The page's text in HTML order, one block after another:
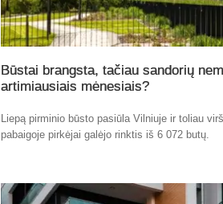
Būstai brangsta, tačiau sandorių
artimiausiais mėnesiais?
Liepą pirminio būsto pasiūla Vilniuje ir toliau
pabaigoje pirkėjai galėjo rinktis iš 6 072 butų.